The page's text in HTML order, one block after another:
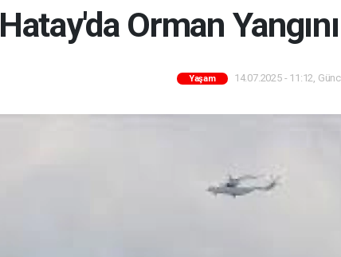
Hatay'da Orman
Yaşam 14.07.2025 - 11:12,